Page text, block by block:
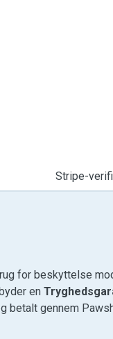
Stripe-
for beskyttelse
en
betalt gennem